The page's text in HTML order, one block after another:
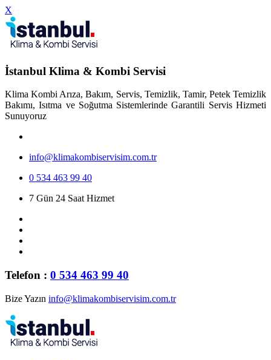
X
İstanbul Klima & Kombi Servisi
Klima Kombi Arıza, Bakım, Servis, Temizlik, Tamir, Petek Temizlik
Bakımı, Isıtma ve Soğutma Sistemlerinde Garantili Servis Hizmeti
Sunuyoruz
info@klimakombiservisim.com.tr
0 534 463 99 40
7 Gün 24 Saat Hizmet
Telefon : 0 534 463 99 40
Bize Yazın info@klimakombiservisim.com.tr